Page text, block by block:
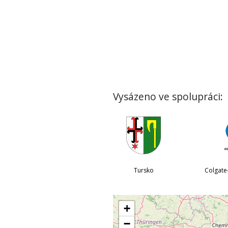
Vysázeno ve spolupráci:
Tursko
+
−